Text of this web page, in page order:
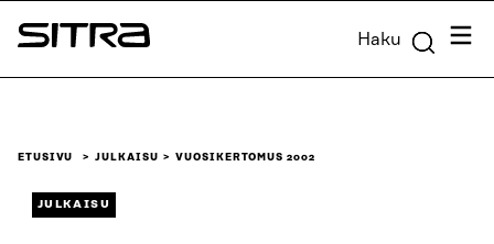
Siirry
suoraan
Sitra Haku
ETUSIVU JULKAISU VUOSIKERTOMUS 2002
JULKAISU